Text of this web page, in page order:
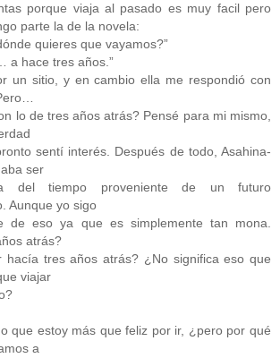
porque viaja al pasado es muy facil pero
parte la de la novela:
quieres que vayamos?”
a hace tres años.”
un sitio, y en cambio ella me respondió con
lo de tres años atrás? Pensé para mi mismo,
sentí interés. Después de todo, Asahina-
ser
del tiempo proveniente de un futuro
Aunque yo sigo
de eso ya que es simplemente tan mona.
atrás?
hacía tres años atrás? ¿No significa eso que
viajar
que estoy más que feliz por ir, ¿pero por qué
a